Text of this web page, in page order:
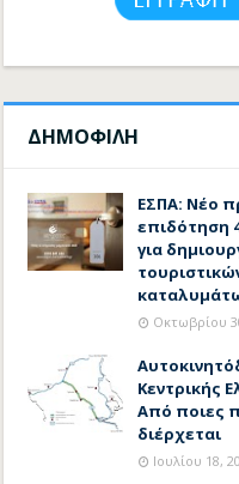
ΔΗΜΟΦΙΛΗ
ΕΣΠΑ: Νέο
επιδότηση
για
Οκτωβρίου
Κεντρικής
Από ποιες
διέρχεται
Ιουλίου 18,